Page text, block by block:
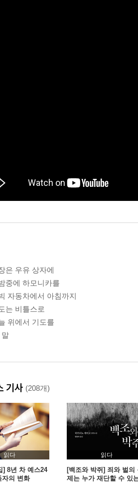
은 우유 상자에
중에 하모니카를
자동차에서 아침까지
는 비틀스로
위에서 기도를
말
기사 (208개)
읽다
] 8년 차 예스24
자의 변화
읽다
[백조와 박쥐] 죄와 벌의
제는 누가 재단할 수 있